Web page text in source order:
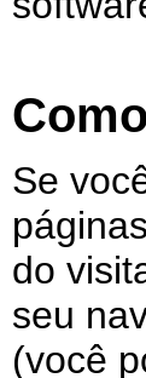
Se
do
seu
(você